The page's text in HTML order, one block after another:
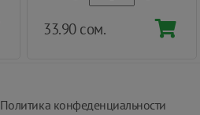
33.90 сом.
Политика конфеденциальности